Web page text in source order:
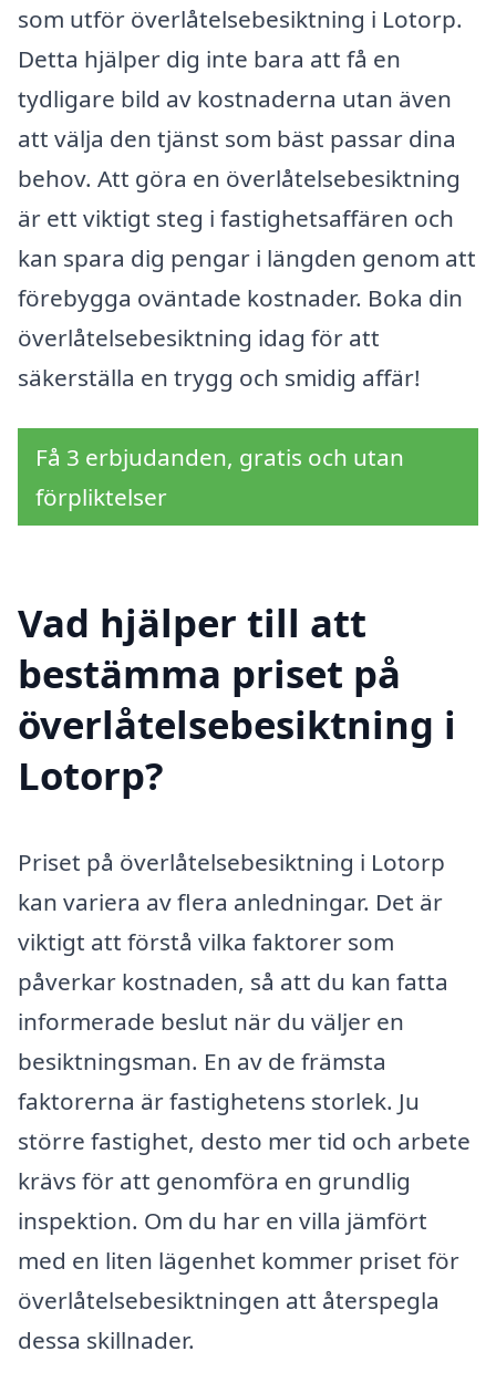
som utför överlåtelsebesiktning i Lotorp.
Detta hjälper dig inte bara att få en
tydligare bild av kostnaderna utan även
att välja den tjänst som bäst passar dina
behov. Att göra en överlåtelsebesiktning
är ett viktigt steg i fastighetsaffären och
kan spara dig pengar i längden genom att
förebygga oväntade kostnader. Boka din
överlåtelsebesiktning idag för att
säkerställa en trygg och smidig affär!
Få 3 erbjudanden, gratis och utan
förpliktelser
Vad hjälper till att
bestämma priset på
överlåtelsebesiktning i
Lotorp?
Priset på överlåtelsebesiktning i Lotorp
kan variera av flera anledningar. Det är
viktigt att förstå vilka faktorer som
påverkar kostnaden, så att du kan fatta
informerade beslut när du väljer en
besiktningsman. En av de främsta
faktorerna är fastighetens storlek. Ju
större fastighet, desto mer tid och arbete
krävs för att genomföra en grundlig
inspektion. Om du har en villa jämfört
med en liten lägenhet kommer priset för
överlåtelsebesiktningen att återspegla
dessa skillnader.